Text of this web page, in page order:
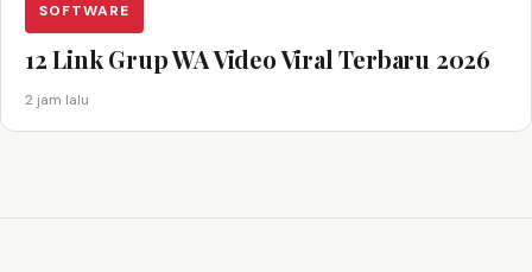
SOFTWARE
12 Link Grup WA Video Viral Terbaru 2026
2 jam lalu